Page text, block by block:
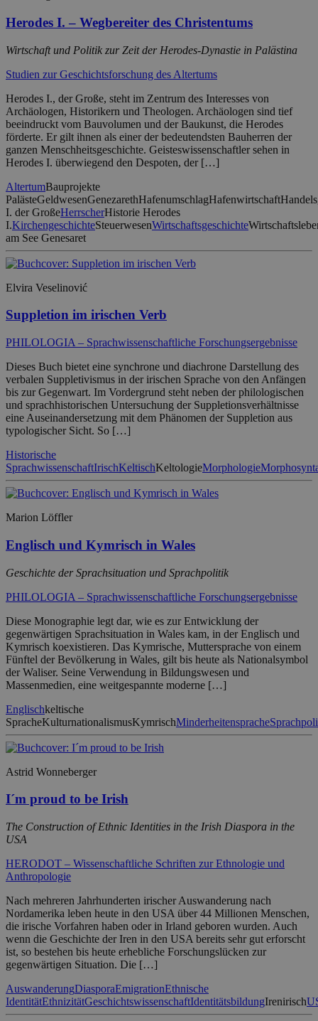
Herodes I. – Wegbereiter des Christentums
Wirtschaft und Politik zur Zeit der Herodes-Dynastie in Palästina
Studien zur Geschichtsforschung des Altertums
Herodes I., der Große, steht im Zentrum des Interesses von
Archäologen, Historikern und Theologen. Archäologen sind tief
beeindruckt vom Bauvolumen und der Baukunst, die Herodes
förderte. Er gilt ihnen als einer der bedeutendsten Bauherren der
ganzen Menschheitsgeschichte. Geisteswissenschaftler sehen in
Herodes I. überwiegend den Despoten, der […]
AltertumBauprojekte
PalästeGeldwesenGenezarethHafenumschlagHafenwirtschaft
I. der GroßeHerrscherHistorie Herodes
I.KirchengeschichteSteuerwesenWirtschaftsgeschichte
am See Genesaret
Elvira Veselinović
Suppletion im irischen Verb
PHILOLOGIA – Sprachwissenschaftliche Forschungsergebnisse
Dieses Buch bietet eine synchrone und diachrone Darstellung des
verbalen Suppletivismus in der irischen Sprache von den Anfängen
bis zur Gegenwart. Im Vordergrund steht neben der philologischen
und sprachhistorischen Untersuchung der Suppletionsverhältnisse
eine Auseinandersetzung mit dem Phänomen der Suppletion aus
typologischer Sicht. So […]
Historische
SprachwissenschaftIrischKeltischKeltologieMorphologie
Marion Löffler
Englisch und Kymrisch in Wales
Geschichte der Sprachsituation und Sprachpolitik
PHILOLOGIA – Sprachwissenschaftliche Forschungsergebnisse
Diese Monographie legt dar, wie es zur Entwicklung der
gegenwärtigen Sprachsituation in Wales kam, in der Englisch und
Kymrisch koexistieren. Das Kymrische, Muttersprache von einem
Fünftel der Bevölkerung in Wales, gilt bis heute als Nationalsymbol
der Waliser. Seine Verwendung in Bildungswesen und
Massenmedien, eine weitgespannte moderne […]
Englischkeltische
SpracheKulturnationalismusKymrischMinderheitensprache
Astrid Wonneberger
I´m proud to be Irish
The Construction of Ethnic Identities in the Irish Diaspora in the
USA
HERODOT – Wissenschaftliche Schriften zur Ethnologie und
Anthropologie
Nach mehreren Jahrhunderten irischer Auswanderung nach
Nordamerika leben heute in den USA über 44 Millionen Menschen,
die irische Vorfahren haben oder in Irland geboren wurden. Auch
wenn die Geschichte der Iren in den USA bereits sehr gut erforscht
ist, so bestehen bis heute erhebliche Forschungslücken zur
gegenwärtigen Situation. Die […]
AuswanderungDiasporaEmigrationEthnische
IdentitätEthnizitätGeschichtswissenschaftIdentitätsbildungIrenirisch